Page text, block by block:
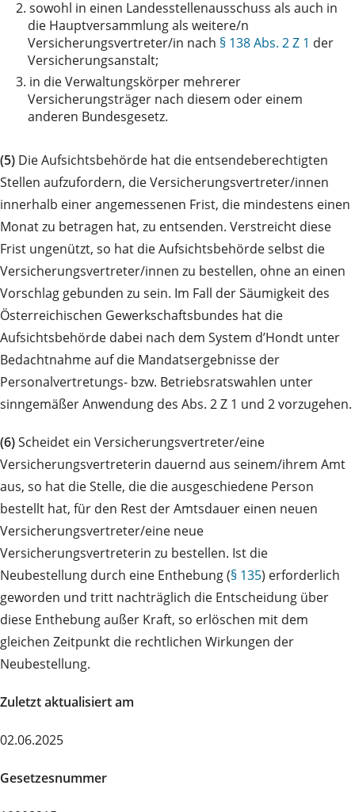
2. sowohl in einen Landesstellenausschuss als auch in
die Hauptversammlung als weitere/n
Versicherungsvertreter/in nach § 138 Abs. 2 Z 1 der
Versicherungsanstalt;
3. in die Verwaltungskörper mehrerer
Versicherungsträger nach diesem oder einem
anderen Bundesgesetz.
(5) Die Aufsichtsbehörde hat die entsendeberechtigten
Stellen aufzufordern, die Versicherungsvertreter/innen
innerhalb einer angemessenen Frist, die mindestens einen
Monat zu betragen hat, zu entsenden. Verstreicht diese
Frist ungenützt, so hat die Aufsichtsbehörde selbst die
Versicherungsvertreter/innen zu bestellen, ohne an einen
Vorschlag gebunden zu sein. Im Fall der Säumigkeit des
Österreichischen Gewerkschaftsbundes hat die
Aufsichtsbehörde dabei nach dem System d’Hondt unter
Bedachtnahme auf die Mandatsergebnisse der
Personalvertretungs- bzw. Betriebsratswahlen unter
sinngemäßer Anwendung des Abs. 2 Z 1 und 2 vorzugehen.
(6)Scheidet ein Versicherungsvertreter/eine
Versicherungsvertreterin dauernd aus seinem/ihrem Amt
aus, so hat die Stelle, die die ausgeschiedene Person
bestellt hat, für den Rest der Amtsdauer einen neuen
Versicherungsvertreter/eine neue
Versicherungsvertreterin zu bestellen. Ist die
Neubestellung durch eine Enthebung (§ 135) erforderlich
geworden und tritt nachträglich die Entscheidung über
diese Enthebung außer Kraft, so erlöschen mit dem
gleichen Zeitpunkt die rechtlichen Wirkungen der
Neubestellung.
Zuletzt aktualisiert am
02.06.2025
Gesetzesnummer